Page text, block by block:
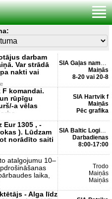
darbam
Var strādā
nakti vai
SIA Gaļas nams Ādaži
Maiņās
8-20 vai 20-8
komandai.
rūpīgu
a vēlas
SIA Hartvik f
Maiņās
Pēc grafika
Eur 1305 , -
). Lūdzam
norādīto saiti
SIA Baltic Logistic Sol...
Darbadienas
8:00-17:00
atalgojumu 10–
laika,
Trodo
Maiņās
Maiņās
- Alga līdz